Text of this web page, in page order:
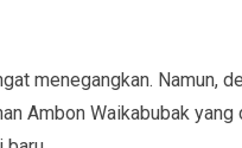
menegangkan. Namun,
Ambon Waikabubak